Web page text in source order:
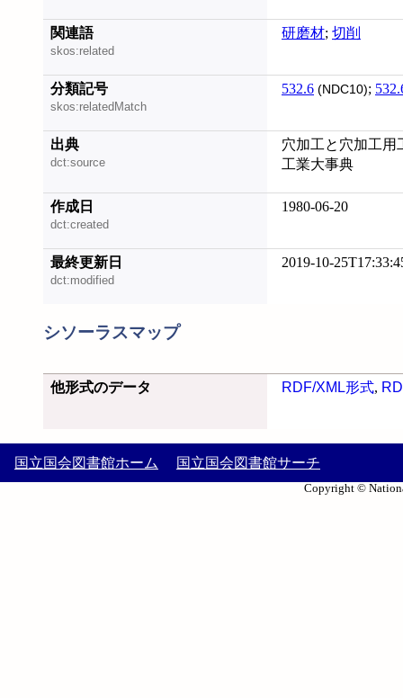
関連語
skos:related
研磨材; 切削
分類記号
skos:relatedMatch
532.6 (NDC10);
出典
dct:source
穴加工と穴加工用
工業大事典
作成日
dct:created
1980-06-20
最終更新日
dct:modified
2019-10-
シソーラスマップ
他形式のデータ RDF/XML形式,
国立国会図書館ホーム 国立国会図書館サーチ
Copyright ©